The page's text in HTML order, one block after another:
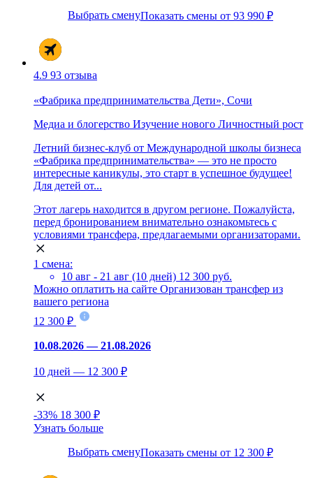
Выбрать сменуПоказать смены от 93 990 ₽
4.9 93 отзыва
«Фабрика предпринимательства Дети», Сочи
Медиа и блогерство Изучение нового Личностный рост
Летний бизнес-клуб от Международной школы бизнеса
«Фабрика предпринимательства» — это не просто
интересные каникулы, это старт в успешное будущее!
Для детей от...
Этот лагерь находится в другом регионе. Пожалуйста,
перед бронированием внимательно ознакомьтесь с
условиями трансфера, предлагаемыми организаторами.
1 смена:
10 авг - 21 авг (10 дней) 12 300 руб.
Можно оплатить на сайте Организован трансфер из
вашего региона
12 300 ₽
10.08.2026 — 21.08.2026
10 дней — 12 300 ₽
-33% 18 300 ₽
Узнать больше
Выбрать сменуПоказать смены от 12 300 ₽